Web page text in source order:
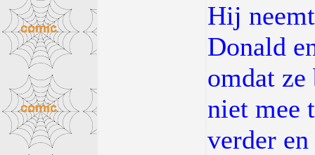
Hij
Donald
omdat
niet mee
verder